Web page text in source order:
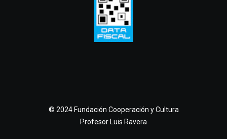
© 2024 Fundación Cooperación y Cultura
Profesor Luis Ravera